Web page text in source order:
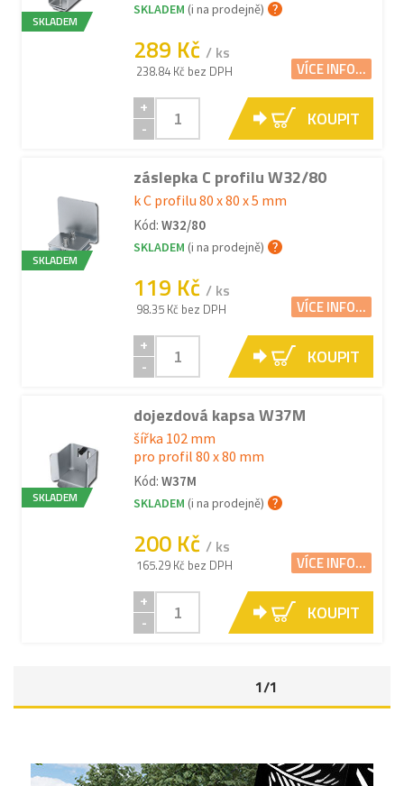
SKLADEM
SKLADEM (i na prodejně)
289 Kč / ks
238.84 Kč bez DPH VÍCE INFO...
+
-
KOUPIT
SKLADEM
záslepka C profilu W32/80
k C profilu 80 x 80 x 5 mm
Kód: W32/80
SKLADEM (i na prodejně)
119 Kč / ks
98.35 Kč bez DPH VÍCE INFO...
+
-
KOUPIT
SKLADEM
dojezdová kapsa W37M
šířka 102 mm
pro profil 80 x 80 mm
Kód: W37M
SKLADEM (i na prodejně)
200 Kč / ks
165.29 Kč bez DPH VÍCE INFO...
+
-
KOUPIT
1/1